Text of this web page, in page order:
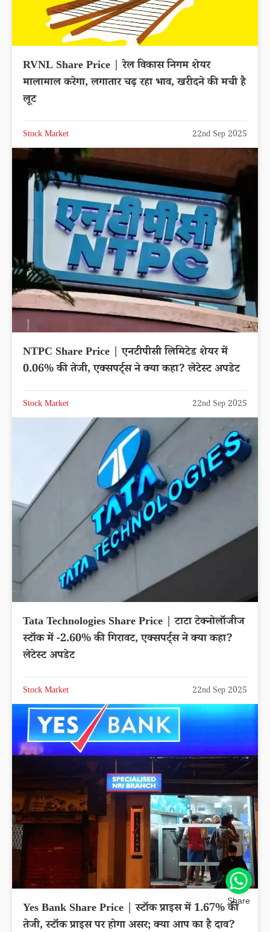
RVNL Share Price | रेल विकास निगम शेयर
मालामाल करेगा, लगातार चढ़ रहा भाव, खरीदने की मची है
लूट
Stock Market 22nd Sep 2025
NTPC Share Price | एनटीपीसी लिमिटेड शेयर में
0.06% की तेजी, एक्सपर्ट्स ने क्या कहा? लेटेस्ट अपडेट
Stock Market 22nd Sep 2025
Tata Technologies Share Price | टाटा टेक्नोलॉजीज
स्टॉक में -2.60% की गिरावट, एक्सपर्ट्स ने क्या कहा?
लेटेस्ट अपडेट
Stock Market 22nd Sep 2025
Yes Bank Share Price | स्टॉक प्राइस में 1.67% की
तेजी, स्टॉक प्राइस पर होगा असर; क्या आप का है दाव?
Share